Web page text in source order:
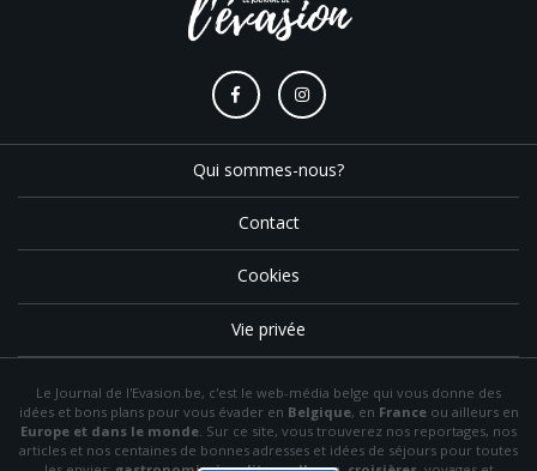
Qui sommes-nous?
Contact
Cookies
Vie privée
Le Journal de l'Evasion.be, c'est le web-média belge qui vous donne des
idées et bons plans pour vous évader en Belgique, en Franceou ailleurs en
Europe et dans le monde. Sur ce site, vous trouverez nos reportages, nos
articles et nos centaines de bonnes adresses et idées de séjours pour toutes